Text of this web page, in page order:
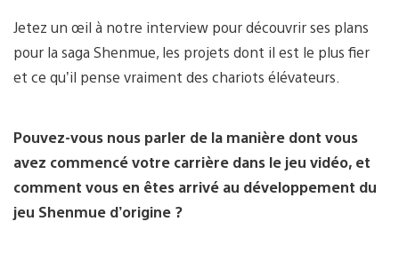
Jetez un œil à notre interview pour découvrir ses plans
pour la saga Shenmue, les projets dont il est le plus fier
et ce qu’il pense vraiment des chariots élévateurs.
Pouvez-vous nous parler de la manière dont vous
avez commencé votre carrière dans le jeu vidéo, et
comment vous en êtes arrivé au développement du
jeu Shenmue d’origine ?